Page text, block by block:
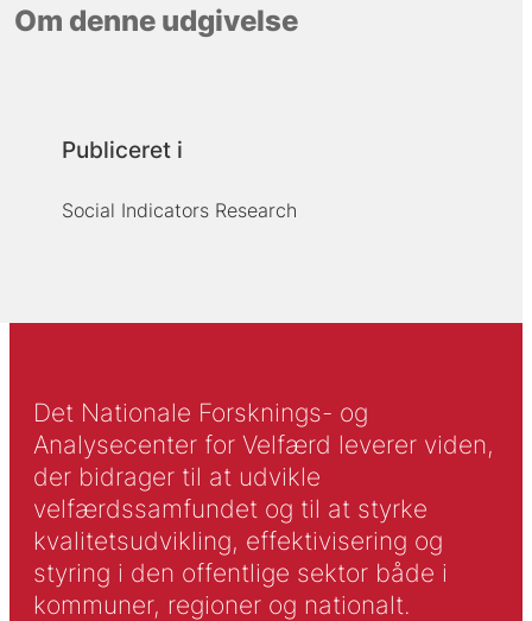
Om denne udgivelse
Publiceret i
Social Indicators Research
Det Nationale Forsknings- og
Analysecenter for Velfærd leverer viden,
der bidrager til at udvikle
velfærdssamfundet og til at styrke
kvalitetsudvikling, effektivisering og
styring i den offentlige sektor både i
kommuner, regioner og nationalt.